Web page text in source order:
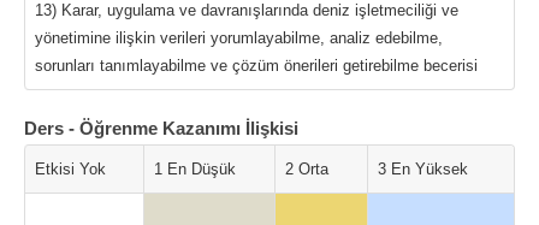
13) Karar, uygulama ve davranışlarında deniz işletmeciliği ve
yönetimine ilişkin verileri yorumlayabilme, analiz edebilme,
sorunları tanımlayabilme ve çözüm önerileri getirebilme becerisi
Ders - Öğrenme Kazanımı İlişkisi
Etkisi Yok 1 En Düşük 2 Orta 3 En Yüksek